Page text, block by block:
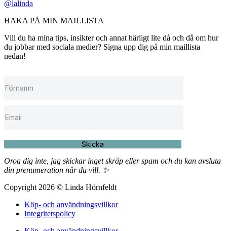
@lalinda
HAKA PÅ MIN MAILLISTA
Vill du ha mina tips, insikter och annat härligt lite då och då om hur
du jobbar med sociala medier? Signa upp dig på min maillista
nedan!
Skicka
Oroa dig inte, jag skickar inget skräp eller spam och du kan avsluta
din prenumeration när du vill. ✨
Copyright 2026 © Linda Hörnfeldt
Köp- och användningsvillkor
Integritetspolicy